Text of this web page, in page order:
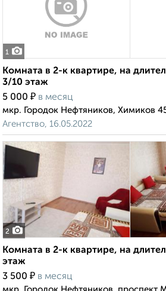
1
Комната в 2-к квартире, на
3/10 этаж
5 000 ₽ в месяц
мкр. Городок Нефтяников, Химиков
Агентство, 16.05.2022
2
Комната в 2-к квартире, на
этаж
3 500 ₽ в месяц